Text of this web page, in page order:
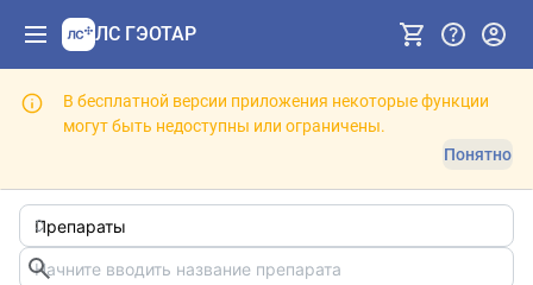
ЛС ГЭОТАР
В бесплатной версии приложения некоторые функции
могут быть недоступны или ограничены.
Понятно